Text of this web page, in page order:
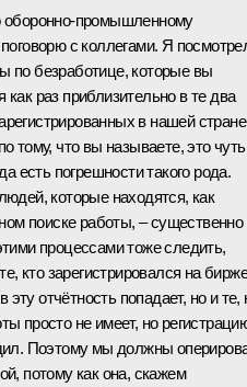
промышленному
с коллегами. Я
по безработице, которые вы
раз приблизительно в те два
в нашей стране
тому, что вы называете, это чуть
есть погрешности такого рода.
которые находятся, как
поиске работы, – существенно
процессами тоже следить,
кто зарегистрировался на бирже
эту отчётность попадает, но и те,
просто не имеет, но
Поэтому мы должны
потому как она, скажем